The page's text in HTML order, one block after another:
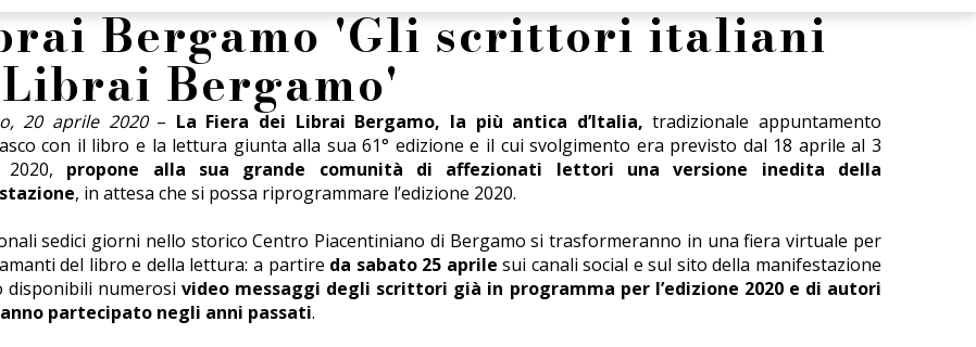
Bergamo 'Gli scrittori italiani
Bergamo'
20 aprile 2020– La Fiera dei Librai Bergamo, la più antica d’Italia, tradizionale appuntamento
con il libro e la lettura giunta alla sua 61° edizione e il cui svolgimento era previsto dal 18 aprile al 3
2020, propone alla sua grande comunità di affezionati lettori una versione inedita della
, in attesa che si possa riprogrammare l’edizione 2020.
sedici giorni nello storico Centro Piacentiniano di Bergamo si trasformeranno in una fiera virtuale per
del libro e della lettura: a partire da sabato 25 aprilesui canali social e sul sito della manifestazione
disponibili numerosi video messaggi degli scrittori già in programma per l’edizione 2020 e di autori
partecipato negli anni passati.